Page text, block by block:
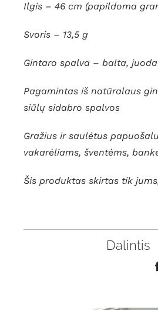
Ilgis – 46 cm (papildoma
Svoris – 13,5 g
Gintaro spalva – balta, juoda
Pagamintas iš natūralaus
siūlų sidabro spalvos
Gražius ir saulėtus
vakarėliams, šventėms,
Šis produktas skirtas tik
Dalintis